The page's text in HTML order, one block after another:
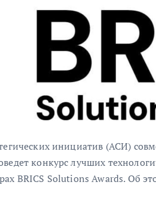
инициатив (АСИ)
конкурс лучших
BRICS Solutions Awards. Об